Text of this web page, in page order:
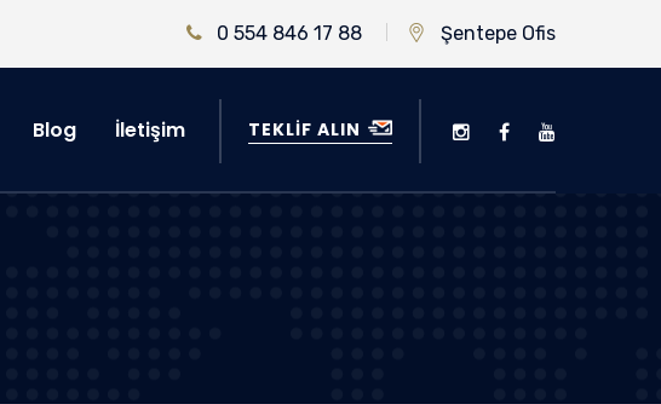
0 554 846 17 88 Şentepe Ofis
Blog İletişim TEKLIF ALIN